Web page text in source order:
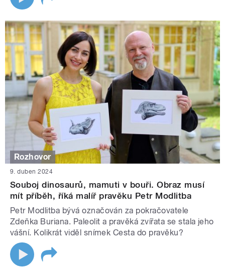
Rozhovor
9. duben 2024
Souboj dinosaurů, mamuti v bouři. Obraz musí
mít příběh, říká malíř pravěku Petr Modlitba
Petr Modlitba bývá označován za pokračovatele
Zdeňka Buriana. Paleolit a pravěká zvířata se stala jeho
vášní. Kolikrát viděl snímek Cesta do pravěku?